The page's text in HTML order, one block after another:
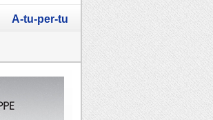
A-tu-per-tu